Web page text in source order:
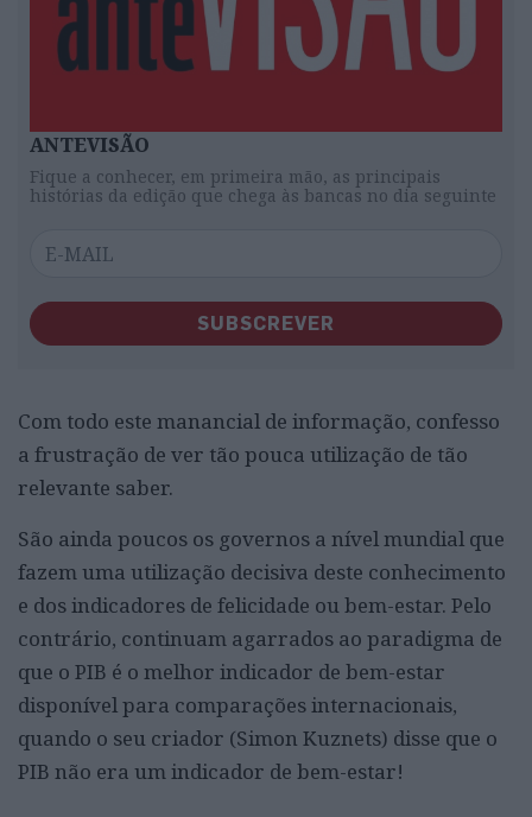
ANTEVISÃO
Fique a conhecer, em primeira mão, as principais
histórias da edição que chega às bancas no dia seguinte
SUBSCREVER
Com todo este manancial de informação, confesso
a frustração de ver tão pouca utilização de tão
relevante saber.
São ainda poucos os governos a nível mundial que
fazem uma utilização decisiva deste conhecimento
e dos indicadores de felicidade ou bem-estar. Pelo
contrário, continuam agarrados ao paradigma de
que o PIB é o melhor indicador de bem-estar
disponível para comparações internacionais,
quando o seu criador (Simon Kuznets) disse que o
PIB não era um indicador de bem-estar!